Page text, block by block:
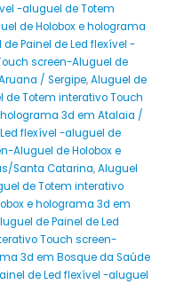
-aluguel de Totem
de Holobox e holograma
de Painel de Led flexível -
screen-Aluguel de
/ Sergipe,Aluguel de
de Totem interativo Touch
3d em Atalaia /
flexível -aluguel de
Aluguel de Holobox e
Santa Catarina,Aluguel
de Totem interativo
e holograma 3d em
de Painel de Led
Touch screen-
3d em Bosque da Saúde
de Led flexível -aluguel